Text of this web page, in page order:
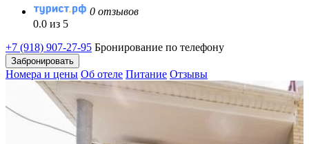
0 отзывов
0.0 из 5
+7 (918) 907-27-95 Бронирование по телефону
Забронировать
Номера и цены Об отеле Питание Отзывы